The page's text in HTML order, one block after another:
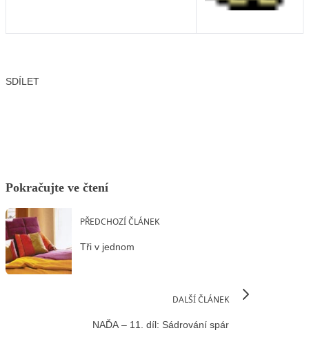
SDÍLET
Pokračujte ve čtení
PŘEDCHOZÍ ČLÁNEK
Tři v jednom
DALŠÍ ČLÁNEK
NAĎA – 11. díl: Sádrování spár